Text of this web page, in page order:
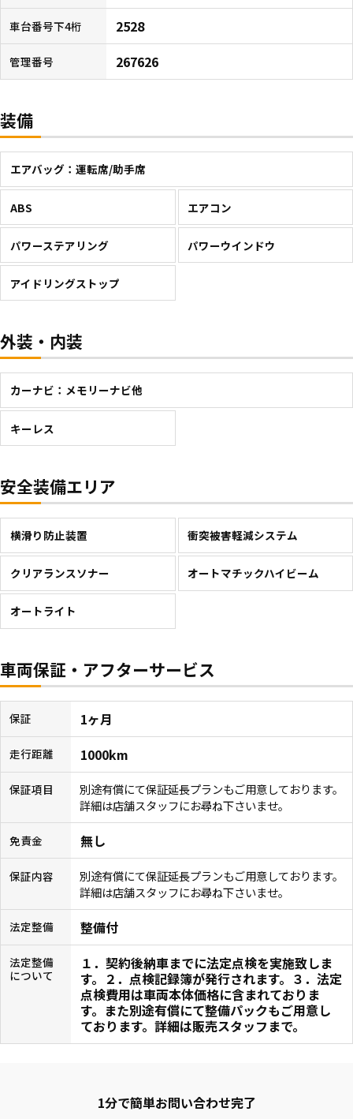
車台番号下4桁 2528
管理番号 267626
装備
エアバッグ：運転席/助手席
ABS エアコン
パワーステアリング パワーウインドウ
アイドリングストップ
外装・内装
カーナビ：メモリーナビ他
キーレス
安全装備エリア
横滑り防止装置 衝突被害軽減システム
クリアランスソナー オートマチックハイビーム
オートライト
車両保証・アフターサービス
保証 1ヶ月
走行距離 1000km
保証項目
別途有償にて保証延長プランもご用意しております。
詳細は店舗スタッフにお尋ね下さいませ。
免責金 無し
保証内容
別途有償にて保証延長プランもご用意しております。
詳細は店舗スタッフにお尋ね下さいませ。
法定整備 整備付
法定整備
について
１．契約後納車までに法定点検を実施致しま
す。２．点検記録簿が発行されます。３．法定
点検費用は車両本体価格に含まれておりま
す。また別途有償にて整備パックもご用意し
ております。詳細は販売スタッフまで。
1分で簡単お問い合わせ完了